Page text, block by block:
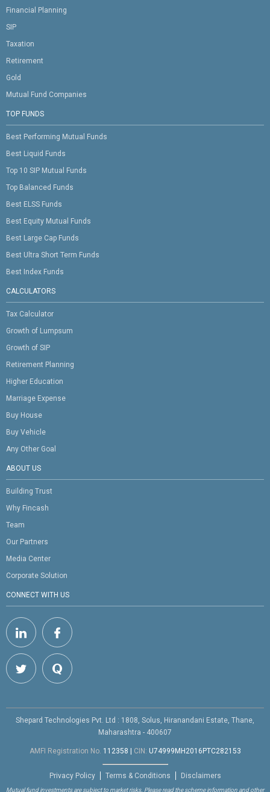
Financial Planning
SIP
Taxation
Retirement
Gold
Mutual Fund Companies
TOP FUNDS
Best Performing Mutual Funds
Best Liquid Funds
Top 10 SIP Mutual Funds
Top Balanced Funds
Best ELSS Funds
Best Equity Mutual Funds
Best Large Cap Funds
Best Ultra Short Term Funds
Best Index Funds
CALCULATORS
Tax Calculator
Growth of Lumpsum
Growth of SIP
Retirement Planning
Higher Education
Marriage Expense
Buy House
Buy Vehicle
Any Other Goal
ABOUT US
Building Trust
Why Fincash
Team
Our Partners
Media Center
Corporate Solution
CONNECT WITH US
Shepard Technologies Pvt. Ltd : 1808, Solus, Hiranandani Estate, Thane,
Maharashtra - 400607
AMFI Registration No. 112358 | CIN: U74999MH2016PTC282153
Privacy Policy Terms & Conditions Disclaimers
Mutual fund investments are subject to market risks. Please read the scheme information and other